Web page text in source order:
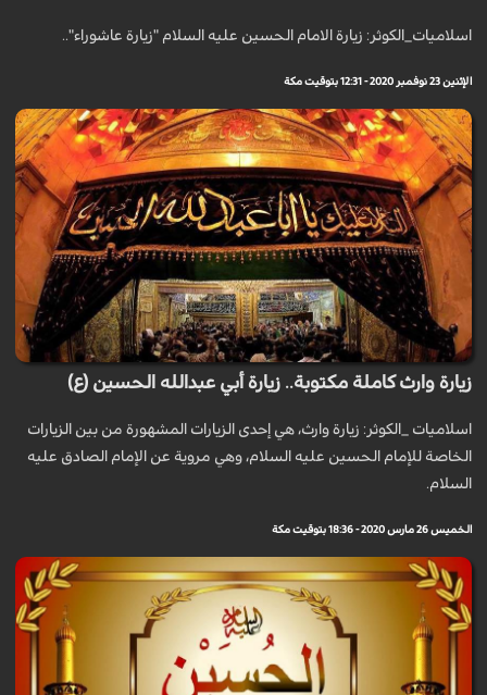
اسلاميات_الكوثر: زيارة الامام الحسين عليه السلام "زيارة عاشوراء"..
الإثنين 23 نوفمبر 2020 - 12:31 بتوقيت مكة
زيارة وارث كاملة مكتوبة.. زيارة أبي عبدالله الحسين (ع)
اسلاميات _الكوثر: زيارة وارث، هي إحدى الزيارات المشهورة من بين الزيارات
الخاصة للإمام الحسين عليه السلام، وهي مروية عن الإمام الصادق عليه
السلام.
الخميس 26 مارس 2020 - 18:36 بتوقيت مكة